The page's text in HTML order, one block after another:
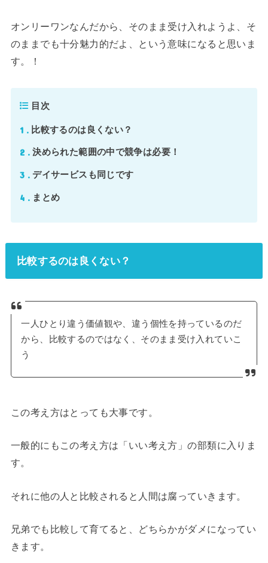
オンリーワンなんだから、そのまま受け入れようよ、そ
のままでも十分魅力的だよ、という意味になると思いま
す。！
目次
1 比較するのは良くない？
2 決められた範囲の中で競争は必要！
3 デイサービスも同じです
4 まとめ
比較するのは良くない？
一人ひとり違う価値観や、違う個性を持っているのだ
から、比較するのではなく、そのまま受け入れていこ
う
この考え方はとっても大事です。
一般的にもこの考え方は「いい考え方」の部類に入りま
す。
それに他の人と比較されると人間は腐っていきます。
兄弟でも比較して育てると、どちらかがダメになってい
きます。